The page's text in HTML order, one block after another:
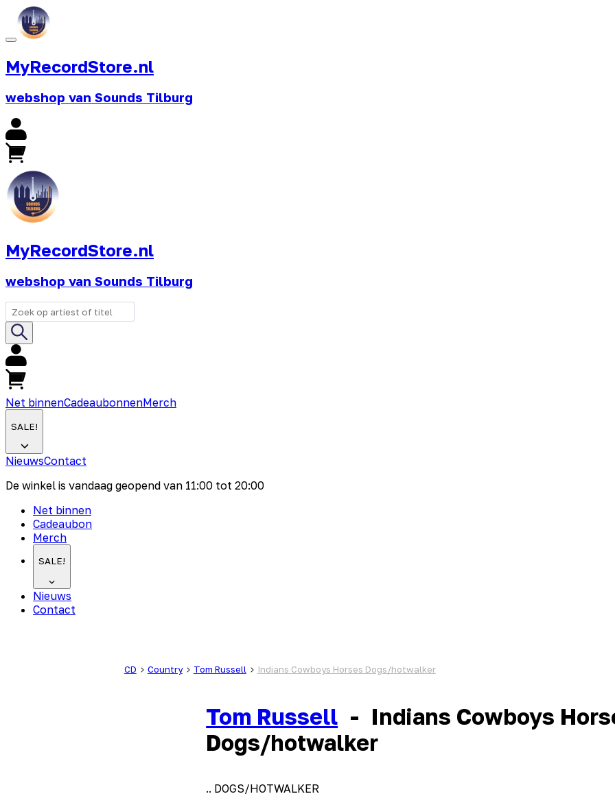
MyRecordStore.nl
webshop van Sounds Tilburg
MyRecordStore.nl
webshop van Sounds Tilburg
Net binnenCadeaubonnenMerch
SALE!
NieuwsContact
De winkel is vandaag geopend van 11:00 tot 20:00
Net binnen
Cadeaubon
Merch
SALE!
Nieuws
Contact
CD Country Tom Russell Indians Cowboys Horses Dogs/hotwalker
Tom Russell - Indians Cowboys
Dogs/hotwalker
.. DOGS/HOTWALKER